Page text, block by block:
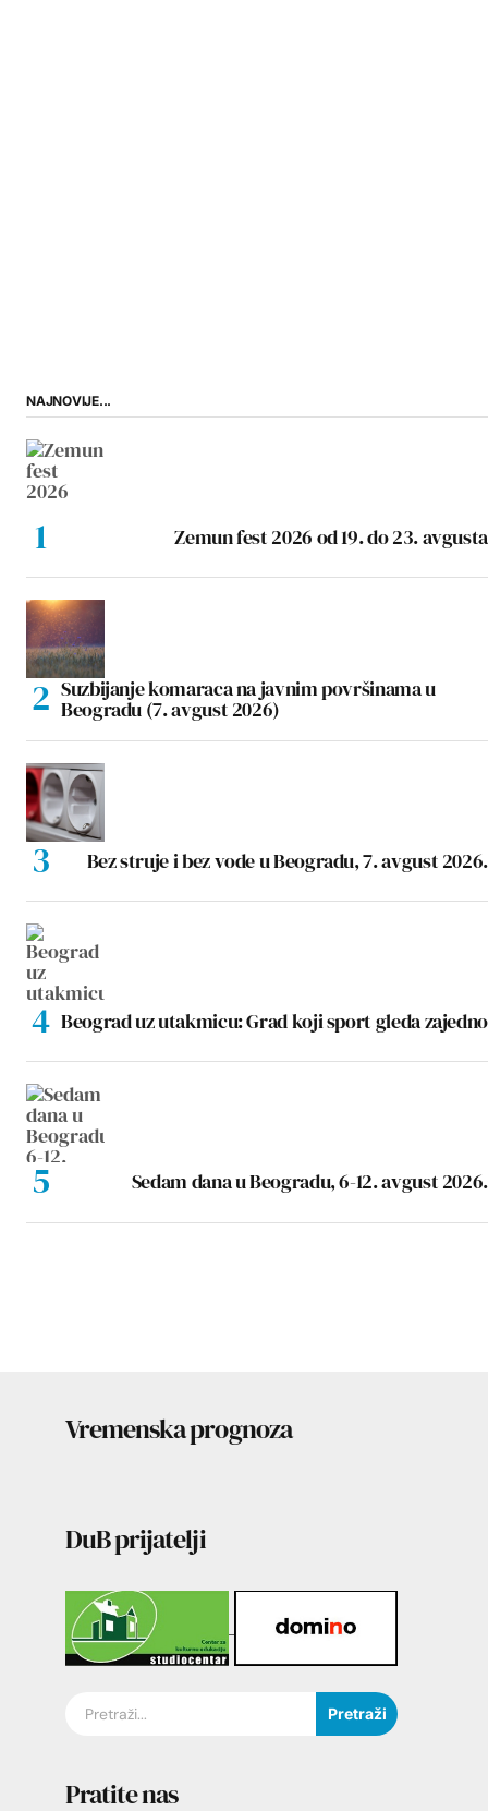
NAJNOVIJE...
Zemun fest 2026 od 19. do 23. avgusta
Suzbijanje komaraca na javnim površinama u
Beogradu (7. avgust 2026)
Bez struje i bez vode u Beogradu, 7. avgust 2026.
Beograd uz utakmicu: Grad koji sport gleda zajedno
Sedam dana u Beogradu, 6-12. avgust 2026.
Vremenska prognoza
DuB prijatelji
Pretraži
Pratite nas